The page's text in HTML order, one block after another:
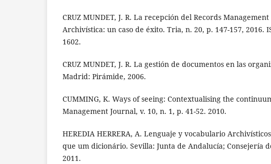
CRUZ MUNDET, J. R. La recepción del Records
Archivística: un caso de éxito. Tria, n. 20, p. 147-157, 2016.
1602.
CRUZ MUNDET, J. R. La gestión de documentos en las
Madrid: Pirámide, 2006.
CUMMING, K. Ways of seeing: Contextualising the
Management Journal, v. 10, n. 1, p. 41-52. 2010.
HEREDIA HERRERA, A. Lenguaje y vocabulario
que um dicionário. Sevilla: Junta de Andalucía; Consejería
2011.